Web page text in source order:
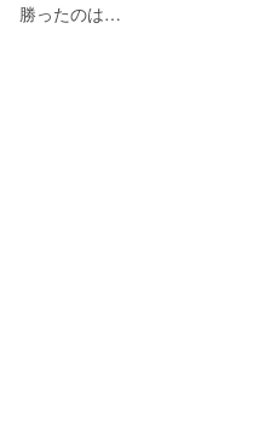
勝ったのは…